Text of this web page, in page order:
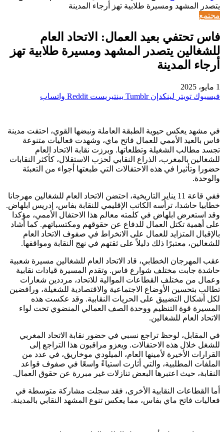
يتصدر المشهد ومسيرة طلابية تهز أرجاء المدينة
مجتمع
فاس تحتفي بعيد العمال: الاتحاد العام
للشغالين يتصدر المشهد ومسيرة طلابية تهز
أرجاء المدينة
1 مايو، 2025
فيسبوك تويتر لينكدإن بينتيريست واتساب
في مشهد يعكس حيوية الطبقة العاملة ونبضها القوي، احتفت مدينة
فاس بالعيد الأممي للعمال فاتح ماي، وشهدت فعاليات متنوعة
تجسد مطالب الشغيلة وتطلعاتها. وبرزت نقابة الاتحاد العام
للشغالين بالمغرب، الذراع النقابي لحزب الاستقلال، كأكثر النقابات
حضورا وتأثيرا في هذه الاحتفالات التي طبعتها أجواء من التعبئة
والوحدة.
ففي قاعة 11 يناير التاريخية، احتضن الاتحاد العام للشغالين مهرجانا
خطابيا حاشدا، ترأسه الكاتب الإقليمي للنقابة بفاس، إدريس ابلهاض.
وقد استعرض ابلهاض في كلمته معالم هذا الاحتفال الأممي، مؤكدا
على أهمية تكتل العمال للدفاع عن حقوقهم ومكتسباتهم. كما أشاد
بالإقبال المتزايد للعمال على الانخراط في صفوف الاتحاد العام
للشغالين، معتبرًا ذلك دليلاً على ثقتهم في نهج النقابة ومواقفها.
عقب المهرجان الخطابي، قاد الاتحاد العام للشغالين مسيرة شعبية
حاشدة جابت مختلف شوارع فاس. وتقدم المسيرة قيادات نقابية
وعمال من مختلف القطاعات الموالية للاتحاد، مرددين شعارات
تطالب بتحسين الأوضاع الاجتماعية والاقتصادية للشغيلة، ورافضين
لكل أشكال التضييق على الحريات النقابية. وقد عكست هذه
المسيرة قوة التنظيم ووحدة الصف العمالي المنضوي تحت لواء
الاتحاد العام للشغالين.
في المقابل، لوحظ تراجع نسبي في حضور نقابة الاتحاد المغربي
للشغل خلال هذه الاحتفالات. ويعزو مراقبون هذا التراجع إلى
القرارات الأخيرة لأمينها العام، الميلودي موخاريق، في عدد من
الملفات المطلبية، والتي أثارت استياءً واسعًا في صفوف قواعد
النقابة، حيث اعتبرها البعض تنازلات غير مبررة عن حقوق العمال.
أما القطاعات النقابية الأخرى، فقد سجلت مشاركة متوسطة في
فعاليات فاتح ماي بفاس، مما يعكس تنوع المشهد النقابي بالمدينة.